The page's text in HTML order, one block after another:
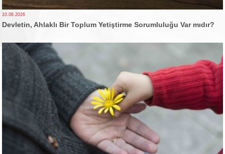
10.08.2026
Devletin, Ahlaklı Bir Toplum Yetiştirme Sorumluluğu Var mıdır?